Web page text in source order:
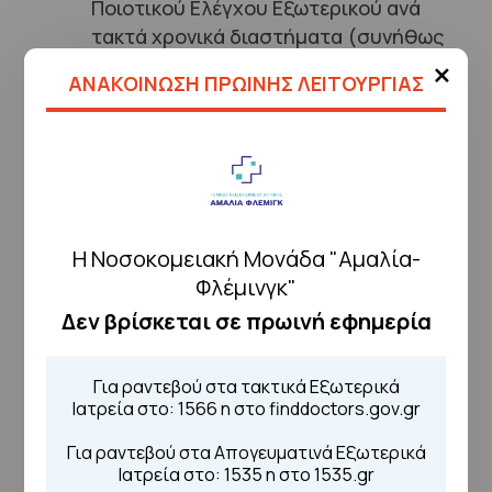
×
ΑΝΑΚΟΙΝΩΣΗ ΠΡΩΙΝΗΣ ΛΕΙΤΟΥΡΓΙΑΣ
Η Νοσοκομειακή Μονάδα "Αμαλία-
Φλέμινγκ"
Δεν βρίσκεται σε πρωινή εφημερία
Για ραντεβού στα τακτικά Εξωτερικά
Ιατρεία στο: 1566 η στο finddoctors.gov.gr
Για ραντεβού στα Απογευματινά Εξωτερικά
Ιατρεία στο: 1535 η στο 1535.gr
Ποιοτικού Ελέγχου Εξωτερικού ανά
τακτά χρονικά διαστήματα (συνήθως
Ορολογικό Εργαστήριο
καθημερινός έλεγχος όλων των
μονάδων αίματος και των υποψηφίων
αιμοπεταλιοδοτών για ανίχνευση
I/II και σύφιλης με τεχνικές MEIA,
ELISA, CLIA και RPR. Σε περιπτώσεις
ακολουθείται ο αλγόριθμος της